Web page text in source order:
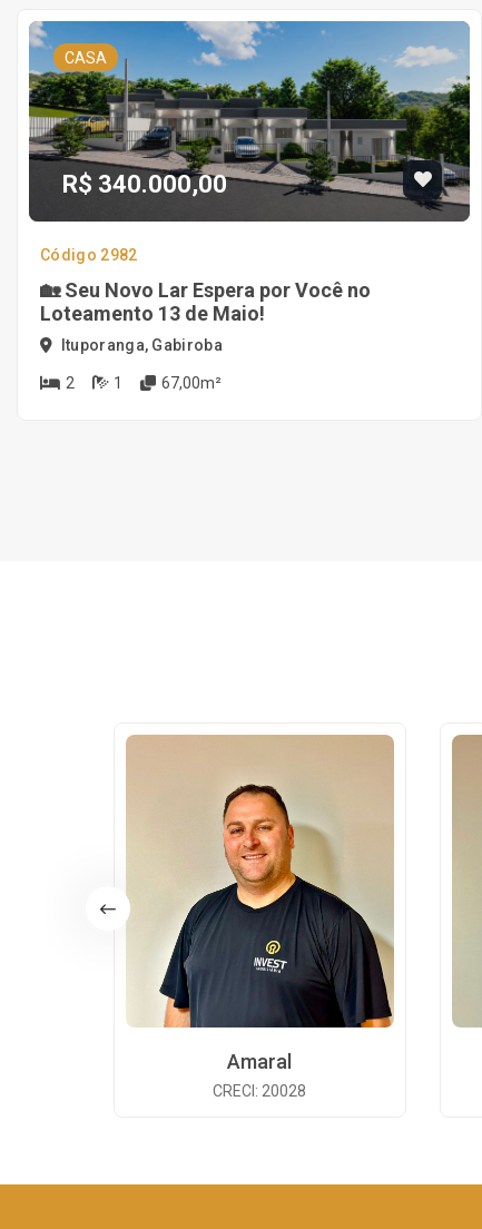
CASA
R$ 340.000,00
Código 2982
🏡 Seu Novo Lar Espera por Você no
Loteamento 13 de Maio!
Ituporanga, Gabiroba
2 1 67,00m²
Amaral
CRECI: 20028